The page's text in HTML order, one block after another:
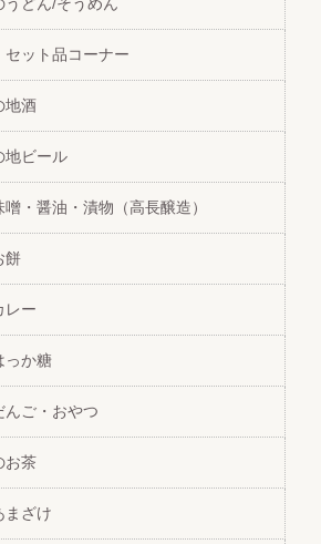
うどん/そうめん
ット品コーナー
地酒
地ビール
・醤油・漬物（高長醸造）
餅
レー
っか糖
んご・おやつ
お茶
まざけ